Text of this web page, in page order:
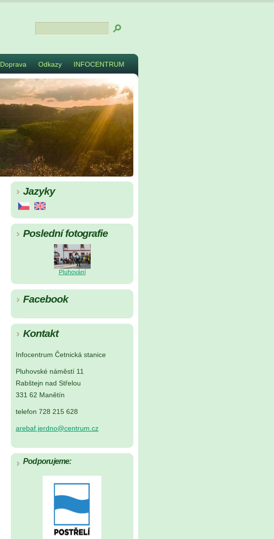
Doprava Odkazy INFOCENTRUM
Jazyky
Poslední fotografie
Pluhování
Facebook
Kontakt
Infocentrum Četnická stanice
Pluhovské náměstí 11
Rabštejn nad Střelou
331 62 Manětín
telefon 728 215 628
arebaf.jerdno@centrum.cz
Podporujeme: